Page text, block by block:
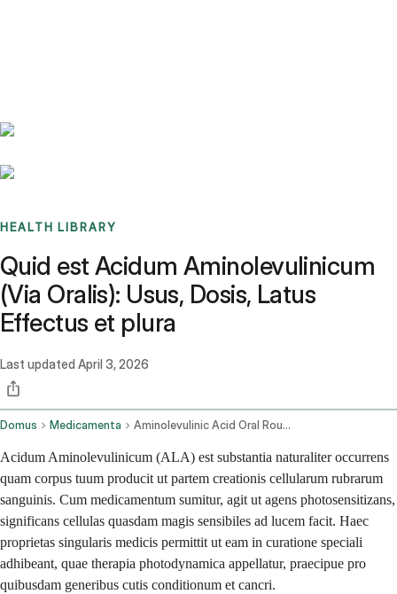
HEALTH LIBRARY
Quid est Acidum Aminolevulinicum
(Via Oralis): Usus, Dosis, Latus
Effectus et plura
Last updated April 3, 2026
Domus Medicamenta Aminolevulinic Acid Oral Route
Acidum Aminolevulinicum (ALA) est substantia naturaliter occurrens
quam corpus tuum producit ut partem creationis cellularum rubrarum
sanguinis. Cum medicamentum sumitur, agit ut agens photosensitizans,
significans cellulas quasdam magis sensibiles ad lucem facit. Haec
proprietas singularis medicis permittit ut eam in curatione speciali
adhibeant, quae therapia photodynamica appellatur, praecipue pro
quibusdam generibus cutis conditionum et cancri.